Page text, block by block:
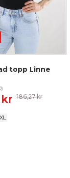
att ge oss
samt på andra
sig rätten
samtycker du
topp Linne
kr 186,27 kr
XL